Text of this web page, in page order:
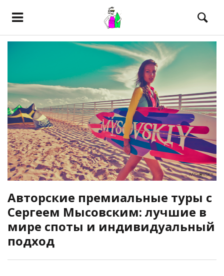
Авторские премиальные туры с
Сергеем Мысовским: лучшие в
мире споты и индивидуальный
подход